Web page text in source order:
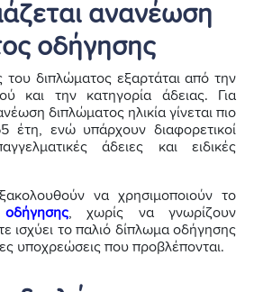
ανανέωση
οδήγησης
του διπλώματος εξαρτάται από την
και την κατηγορία άδειας. Για
διπλώματος ηλικία γίνεται πιο
έτη, ενώ υπάρχουν διαφορετικοί
άδειες και ειδικές
να χρησιμοποιούν το
, χωρίς να γνωρίζουν
ισχύει το παλιό δίπλωμα οδήγησης
υποχρεώσεις που προβλέπονται.